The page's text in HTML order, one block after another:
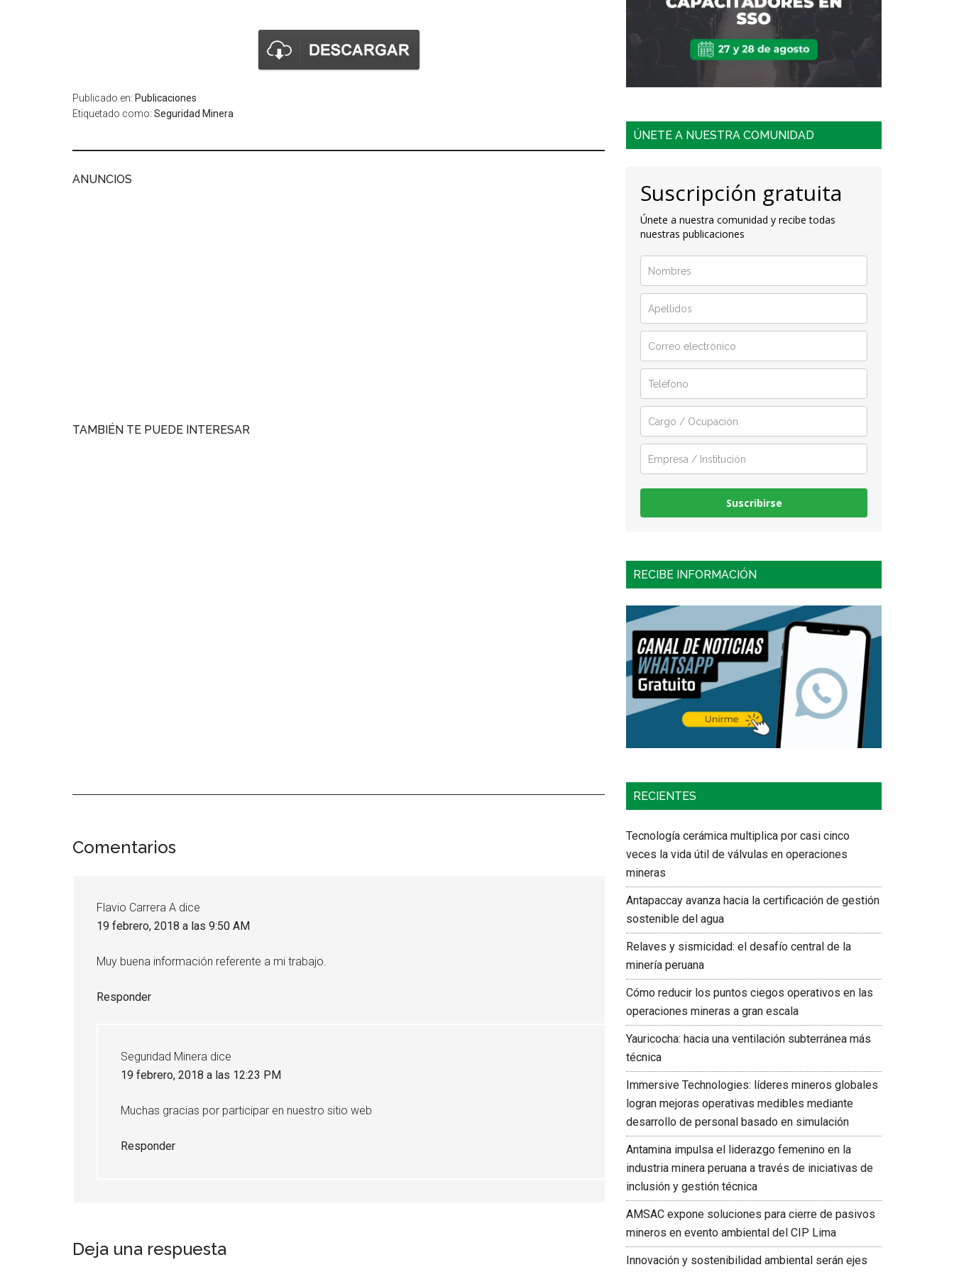
Publicado en: Publicaciones
Etiquetado como: Seguridad Minera
ANUNCIOS
TAMBIÉN TE PUEDE INTERESAR
Interacciones
los
lectores
Comentarios
Flavio Carrera A dice
19 febrero, 2018 a las 9:50 AM
Muy buena información referente a mi trabajo.
Responder
Seguridad Minera dice
19 febrero, 2018 a las 12:23 PM
Muchas gracias por participar en nuestro sitio web
Responder
Deja una respuesta
ÚNETE A NUESTRA COMUNIDAD
Suscripción gratuita
Únete a nuestra comunidad y recibe todas
nuestras publicaciones
Suscribirse
RECIBE INFORMACIÓN
RECIENTES
Tecnología cerámica multiplica por casi cinco
veces la vida útil de válvulas en operaciones
mineras
Antapaccay avanza hacia la certificación de gestión
sostenible del agua
Relaves y sismicidad: el desafío central de la
minería peruana
Cómo reducir los puntos ciegos operativos en las
operaciones mineras a gran escala
Yauricocha: hacia una ventilación subterránea más
técnica
Immersive Technologies: líderes mineros globales
logran mejoras operativas medibles mediante
desarrollo de personal basado en simulación
Antamina impulsa el liderazgo femenino en la
industria minera peruana a través de iniciativas de
inclusión y gestión técnica
AMSAC expone soluciones para cierre de pasivos
mineros en evento ambiental del CIP Lima
Innovación y sostenibilidad ambiental serán ejes